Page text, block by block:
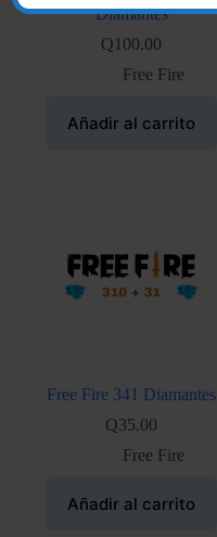
Diamantes
Q100.00
Free Fire
Añadir al carrito
Free Fire 341 Diamantes
Q35.00
Free Fire
Añadir al carrito